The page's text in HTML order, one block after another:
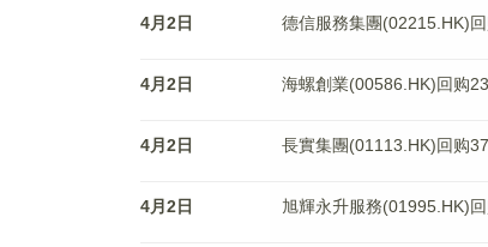
4月2日 德信服務集團(02215.HK)
4月2日 海螺創業(00586.HK)回购
4月2日 長實集團(01113.HK)回购
4月2日 旭輝永升服務(01995.HK)